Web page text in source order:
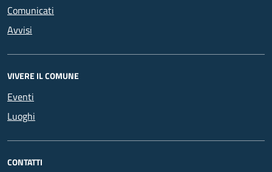
Comunicati
Avvisi
VIVERE IL COMUNE
Eventi
Luoghi
CONTATTI